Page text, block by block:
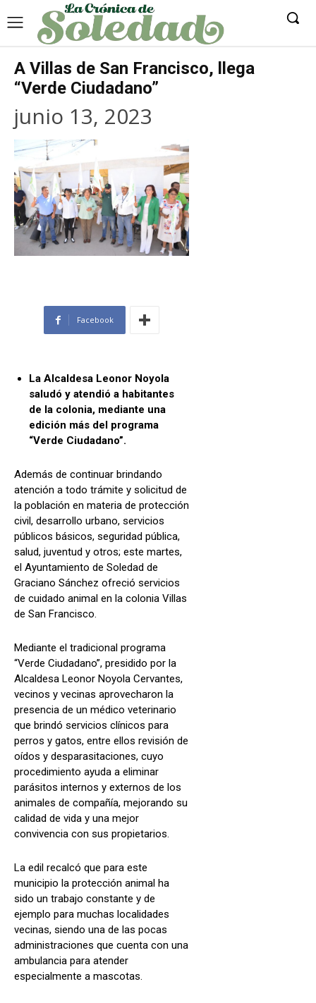
A Villas de San Francisco, llega
“Verde Ciudadano”
junio 13, 2023
Facebook
La Alcaldesa Leonor Noyola
saludó y atendió a habitantes
de la colonia, mediante una
edición más del programa
“Verde Ciudadano”.
Además de continuar brindando
atención a todo trámite y solicitud de
la población en materia de protección
civil, desarrollo urbano, servicios
públicos básicos, seguridad pública,
salud, juventud y otros; este martes,
el Ayuntamiento de Soledad de
Graciano Sánchez ofreció servicios
de cuidado animal en la colonia Villas
de San Francisco.
Mediante el tradicional programa
“Verde Ciudadano”, presidido por la
Alcaldesa Leonor Noyola Cervantes,
vecinos y vecinas aprovecharon la
presencia de un médico veterinario
que brindó servicios clínicos para
perros y gatos, entre ellos revisión de
oídos y desparasitaciones, cuyo
procedimiento ayuda a eliminar
parásitos internos y externos de los
animales de compañía, mejorando su
calidad de vida y una mejor
convivencia con sus propietarios.
La edil recalcó que para este
municipio la protección animal ha
sido un trabajo constante y de
ejemplo para muchas localidades
vecinas, siendo una de las pocas
administraciones que cuenta con una
ambulancia para atender
especialmente a mascotas.